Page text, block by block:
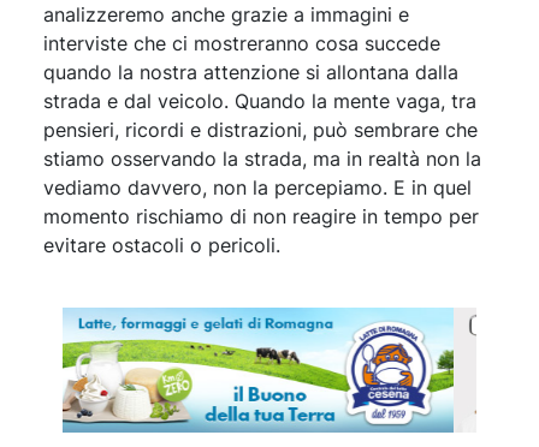
analizzeremo anche grazie a immagini e
interviste che ci mostreranno cosa succede
quando la nostra attenzione si allontana dalla
strada e dal veicolo. Quando la mente vaga, tra
pensieri, ricordi e distrazioni, può sembrare che
stiamo osservando la strada, ma in realtà non la
vediamo davvero, non la percepiamo. E in quel
momento rischiamo di non reagire in tempo per
evitare ostacoli o pericoli.